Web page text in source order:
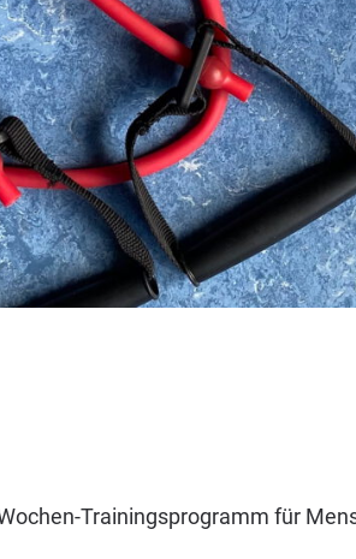
Trainingsprogramm für